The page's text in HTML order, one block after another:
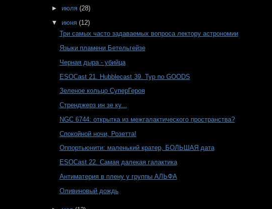
► июля (28)
▼ июня (12)
Три самых часто задаваемых вопроса лектору астрономии
Языки пламени Бетельгейзе
Черная дыра - убийца
ESOCast 21. Hubblecast 39. Тур по GOODS
Зеленое кольцо СуперГероя
Стренджерз ин зе ку...
NGC 6744: открытка из межгалактического пространства?
Спокойной ночи, Розетта!
Оппортьюнити: маленький кратер, БОЛЬШАЯ дата
ESOCast 22. Самая далекая галактика
Антиматерия в плену у группы АЛЬФА
Оливиновый дождь